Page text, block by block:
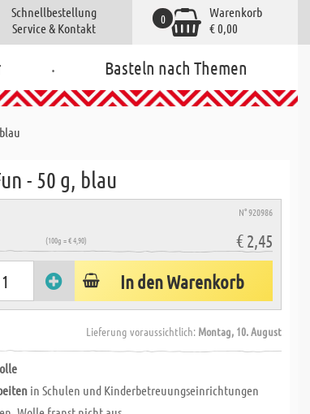
Schnellbestellung
Service & Kontakt
Warenkorb
€ 0,00
0
. Basteln nach Themen
- 50 g, blau
N° 920986
(100g = € 4,90) € 2,45
In den Warenkorb
Lieferung voraussichtlich: Montag, 10. August
in Schulen und Kinderbetreuungseinrichtungen